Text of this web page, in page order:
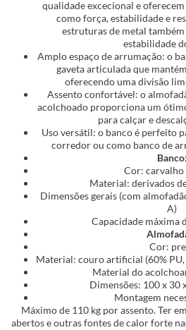
qualidade excecional e
como força, estabilidade e
estruturas de metal
estabilidade
Amplo espaço de arrumação: o
gaveta articulada que
oferecendo uma divisão
Assento confortável: o
acolchoado proporciona um
para calçar e
Uso versátil: o banco é perfeito
corredor ou como banco de
Banco:
Cor:
Material: derivados
Dimensões gerais (com
A)
Capacidade máxima
Cor:
Material: couro artificial (60% PU,
Material do
Dimensões: 100 x 30
Montagem
Máximo de 110 kg por assento. Ter
abertos e outras fontes de calor forte